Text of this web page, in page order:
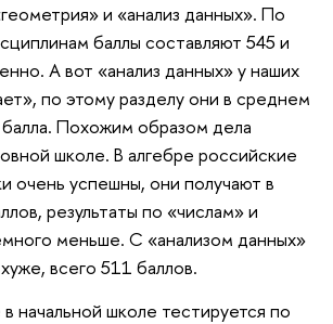
и «анализ данных». По
баллы составляют 545 и
А вот «анализ данных» у наших
по этому разделу они в среднем
Похожим образом дела
школе. В алгебре российские
очень успешны, они получают в
результаты по «числам» и
меньше. С «анализом данных»
всего 511 баллов.
начальной школе тестируется по